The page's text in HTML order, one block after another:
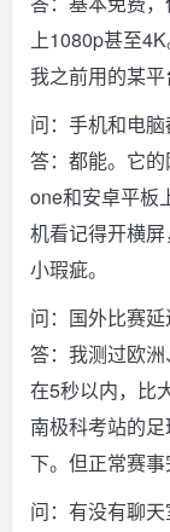
上1080p甚至
我之前用的某平
问：手机和电脑
答：都能。它
one和安卓平板
机看记得开横
小瑕疵。
问：国外比赛延
答：我测过欧
在5秒以内，比
南极科考站的
下。但正常赛事
问：有没有聊天